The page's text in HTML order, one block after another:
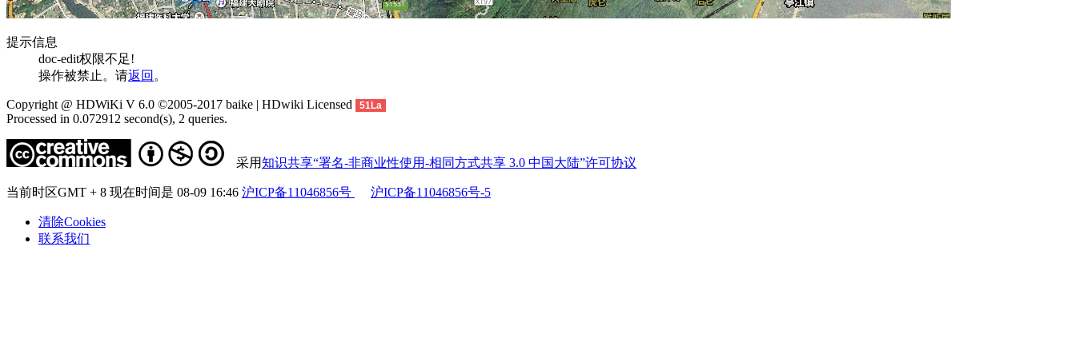
提示信息
doc-edit权限不足!
操作被禁止。请返回 。
Copyright @ HDWiKi V 6.0 ©2005-2017 baike | HDwiki Licensed 51La
Processed in 0.072912 second(s), 2 queries.
采用知识共享“署名-非商业性使用-相同方式共享 3.0 中国大陆”许可协议
当前时区GMT + 8 现在时间是 08-09 16:46 沪ICP备11046856号 沪ICP备11046856号-5
清除Cookies
联系我们